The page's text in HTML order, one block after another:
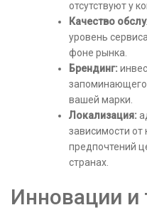
отсутствуют у
Качество
уровень
фоне рынка.
Брендинг:
вашей марки.
Локализация:
зависимости от
предпочтений
странах.
Инновации и